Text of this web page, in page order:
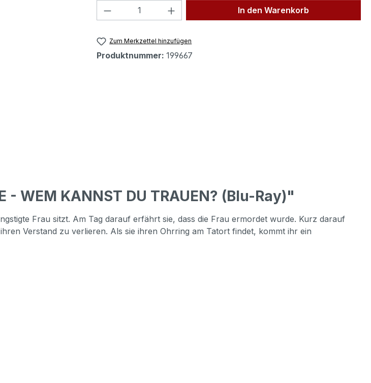
Produkt Anzahl: Gib den gewünschten Wert
In den Warenkorb
Zum Merkzettel hinzufügen
Produktnummer: 199667
WEM KANNST DU TRAUEN? (Blu-Ray)"
Frau sitzt. Am Tag darauf erfährt sie, dass die Frau ermordet wurde. Kurz darauf
Verstand zu verlieren. Als sie ihren Ohrring am Tatort findet, kommt ihr ein